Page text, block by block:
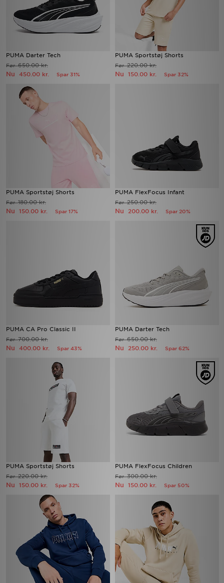
PUMA Darter Tech
Før650.00 kr.
Nu 450.00 kr. Spar 31%
PUMA Sportstøj Shorts
Før220.00 kr.
Nu 150.00 kr. Spar 32%
PUMA Sportstøj Shorts
Før180.00 kr.
Nu 150.00 kr. Spar 17%
PUMA FlexFocus Infant
Før250.00 kr.
Nu 200.00 kr. Spar 20%
PUMA CA Pro Classic II
Før700.00 kr.
Nu 400.00 kr. Spar 43%
PUMA Darter Tech
Før650.00 kr.
Nu 250.00 kr. Spar 62%
PUMA Sportstøj Shorts
Før220.00 kr.
Nu 150.00 kr. Spar 32%
PUMA FlexFocus Children
Før300.00 kr.
Nu 150.00 kr. Spar 50%